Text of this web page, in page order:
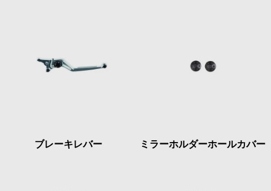
ブレーキレバー ミラーホルダーホールカバー